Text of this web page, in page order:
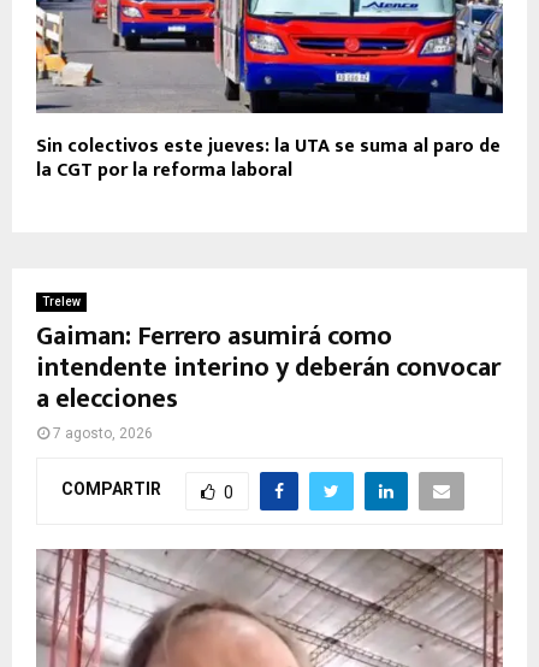
Sin colectivos este jueves: la UTA se suma al paro de
la CGT por la reforma laboral
Trelew
Gaiman: Ferrero asumirá como
intendente interino y deberán convocar
a elecciones
7 agosto, 2026
COMPARTIR 0